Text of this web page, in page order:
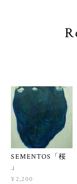
SEMENTOS「桜
」
¥2,200